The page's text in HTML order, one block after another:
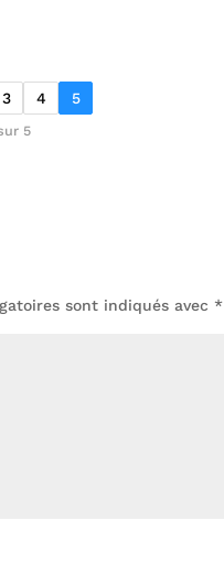
3 4 5
5
sont indiqués avec*